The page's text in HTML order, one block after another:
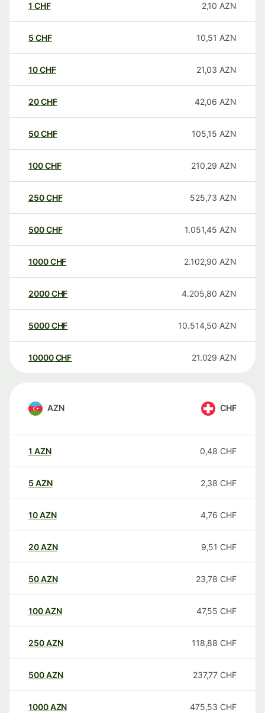
1 CHF 2,10 AZN
5 CHF 10,51 AZN
10CHF 21,03 AZN
20CHF 42,06 AZN
50CHF 105,15 AZN
100CHF 210,29 AZN
250CHF 525,73 AZN
500CHF 1.051,45 AZN
1000CHF 2.102,90 AZN
2000CHF 4.205,80 AZN
5000CHF 10.514,50 AZN
10000 CHF 21.029 AZN
AZN CHF
1 AZN 0,48 CHF
5 AZN 2,38 CHF
10AZN 4,76 CHF
20AZN 9,51 CHF
50AZN 23,78 CHF
100AZN 47,55 CHF
250AZN 118,88 CHF
500AZN 237,77 CHF
1000AZN 475,53 CHF